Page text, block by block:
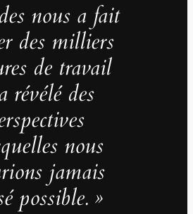
nous a fait
des milliers
de travail
révélé des
nous
jamais
possible. »